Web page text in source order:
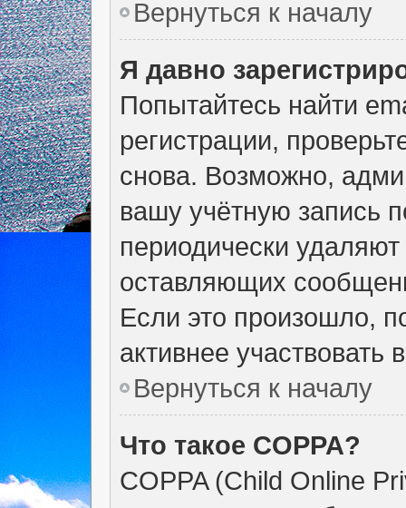
Вернуться к началу
Я давно
Попытайтесь найти
регистрации,
снова. Возможно,
вашу учётную запись
периодически
оставляющих
Если это произошло,
активнее участвовать
Вернуться к началу
Что такое COPPA?
COPPA (Child Online